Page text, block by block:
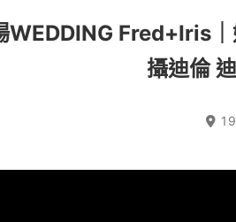
WEDDING Fred+Iris
攝迪倫